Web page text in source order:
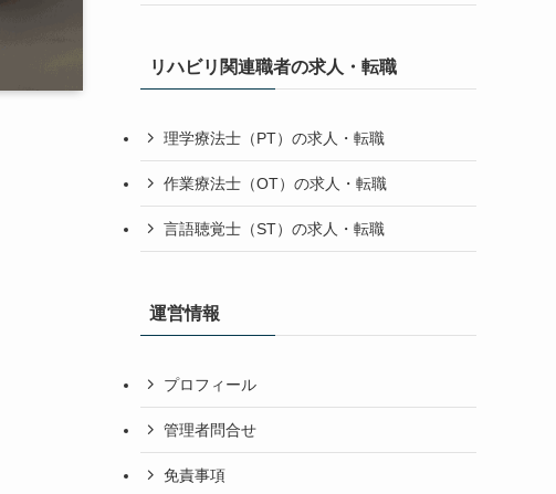
リハビリ関連職者の求人・転職
理学療法士（PT）の求人・転職
作業療法士（OT）の求人・転職
言語聴覚士（ST）の求人・転職
運営情報
プロフィール
管理者問合せ
免責事項